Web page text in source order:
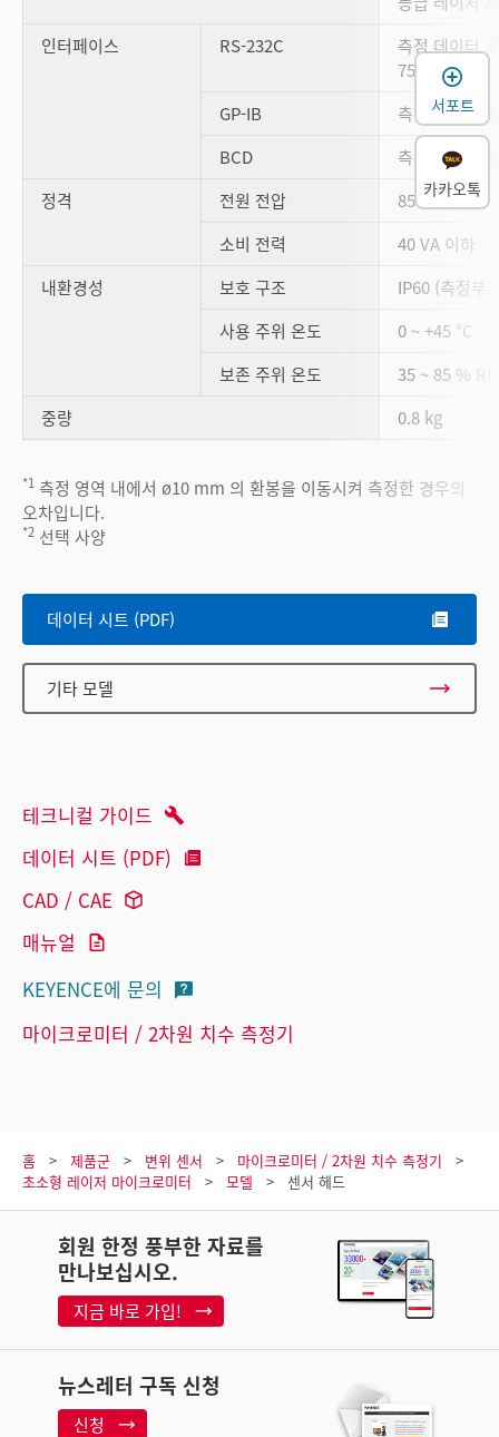
인터페이스
RS-232C
측정 데이터
75 ~ 19,200
GP-IB
측정 데이터
BCD
측정 데이터
정격
전원 전압
85 ~ 264
소비 전력
40 VA 이하
내환경성
보호 구조
IP60 (측정부)
사용 주위 온도
0 ~ +45 °C
보존 주위 온도
35 ~ 85 %
중량
0.8 kg
*1 측정 영역 내에서 ø10 mm 의 환봉을 이동시켜 측정한 경우의
오차입니다.
*2 선택 사양
데이터 시트 (PDF)
기타 모델
테크니컬 가이드
데이터 시트 (PDF)
CAD / CAE
매뉴얼
KEYENCE에 문의
마이크로미터 / 2차원 치수 측정기
홈 제품군 변위 센서
마이크로미터 / 2차원 치수 측정기
초소형 레이저 마이크로미터
모델 센서 헤드
회원 한정 풍부한 자료를
만나보십시오.
지금 바로 가입!
뉴스레터 구독 신청
신청
서포트
카카오톡